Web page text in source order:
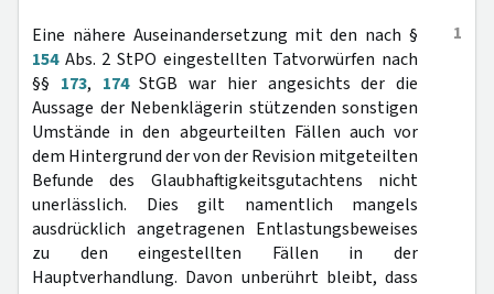
1
Eine nähere Auseinandersetzung mit den nach §
154Abs. 2 StPO eingestellten Tatvorwürfen nach
§§ 173, 174StGB war hier angesichts der die
Aussage der Nebenklägerin stützenden sonstigen
Umstände in den abgeurteilten Fällen auch vor
dem Hintergrund der von der Revision mitgeteilten
Befunde des Glaubhaftigkeitsgutachtens nicht
unerlässlich. Dies gilt namentlich mangels
ausdrücklich angetragenen Entlastungsbeweises
zu den eingestellten Fällen in der
Hauptverhandlung. Davon unberührt bleibt, dass